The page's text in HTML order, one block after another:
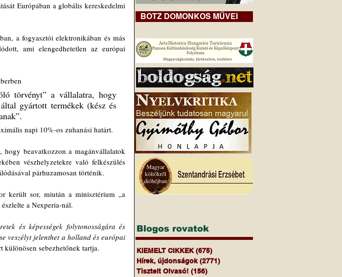
Európában a globális kereskedelmi
a fogyasztói elektronikában és más
ami elengedhetetlen az európai
törvényt” a vállalatra, hogy
gyártott termékek (kész és
napi 10%-os zuhanási határt.
hogy beavatkozzon a magánvállalatok
vészhelyzetekre való felkészülés
párhuzamosan történik.
került sor, miután a minisztérium „a
a Nexperia-nál.
és képességek folytonosságára és
veszélyt jelenthet a holland és európai
sebezhetőnek tartja.
BOTZ DOMONKOS MŰVEI
Blogos rovatok
KIEMELT CIKKEK (675)
Hírek, újdonságok (2771)
Tisztelt Olvasó! (156)